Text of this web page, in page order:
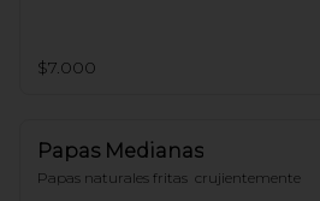
$7.000
Papas Medianas
Papas naturales fritas  crujientemente